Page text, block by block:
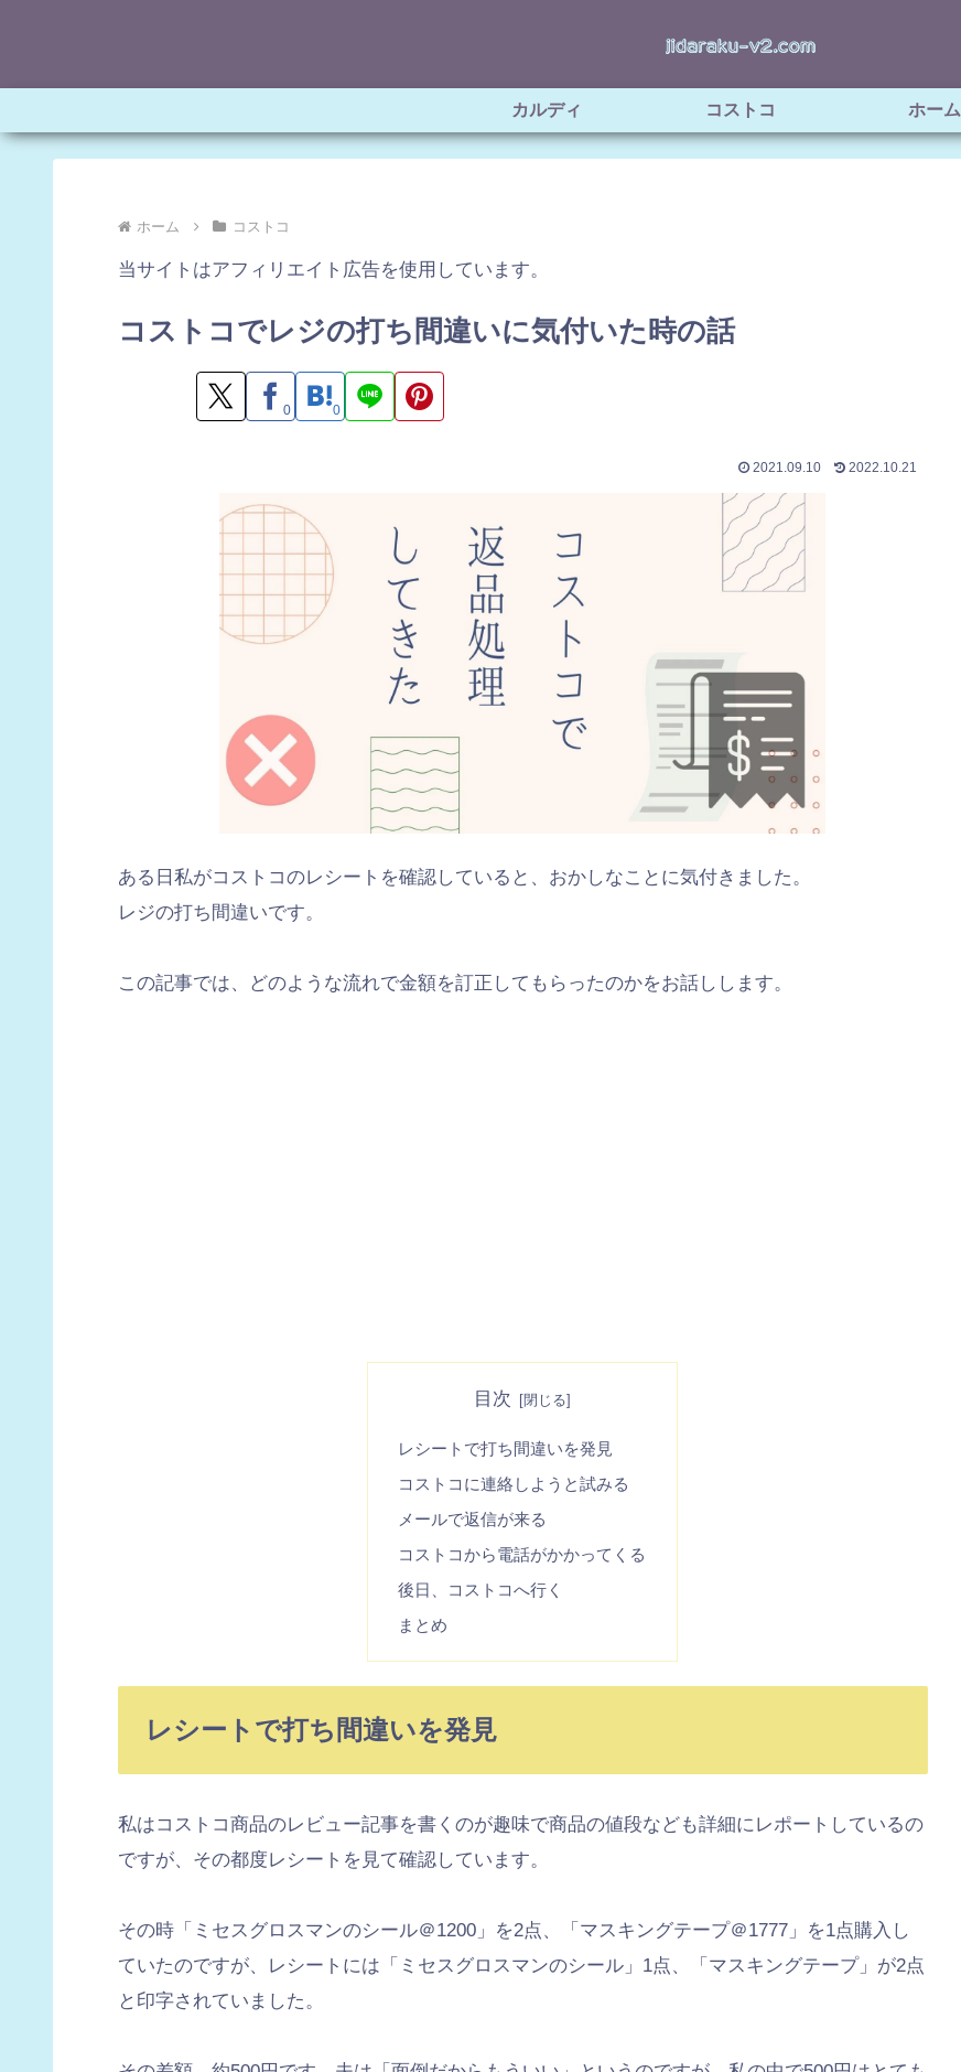
カルディ コストコ ホーム
ホーム コストコ
当サイトはアフィリエイト広告を使用しています。
コストコでレジの打ち間違いに気付いた時の話
0 0
2021.09.10 2022.10.21
ある日私がコストコのレシートを確認していると、おかしなことに気付きました。
レジの打ち間違いです。
この記事では、どのような流れで金額を訂正してもらったのかをお話しします。
目次
レシートで打ち間違いを発見
コストコに連絡しようと試みる
メールで返信が来る
コストコから電話がかかってくる
後日、コストコへ行く
まとめ
レシートで打ち間違いを発見
私はコストコ商品のレビュー記事を書くのが趣味で商品の値段なども詳細にレポートしているの
ですが、その都度レシートを見て確認しています。
その時「ミセスグロスマンのシール＠1200」を2点、「マスキングテープ＠1777」を1点購入し
ていたのですが、レシートには「ミセスグロスマンのシール」1点、「マスキングテープ」が2点
と印字されていました。